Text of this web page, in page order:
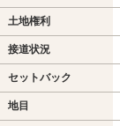
土地権利
接道状況
セットバック
地目